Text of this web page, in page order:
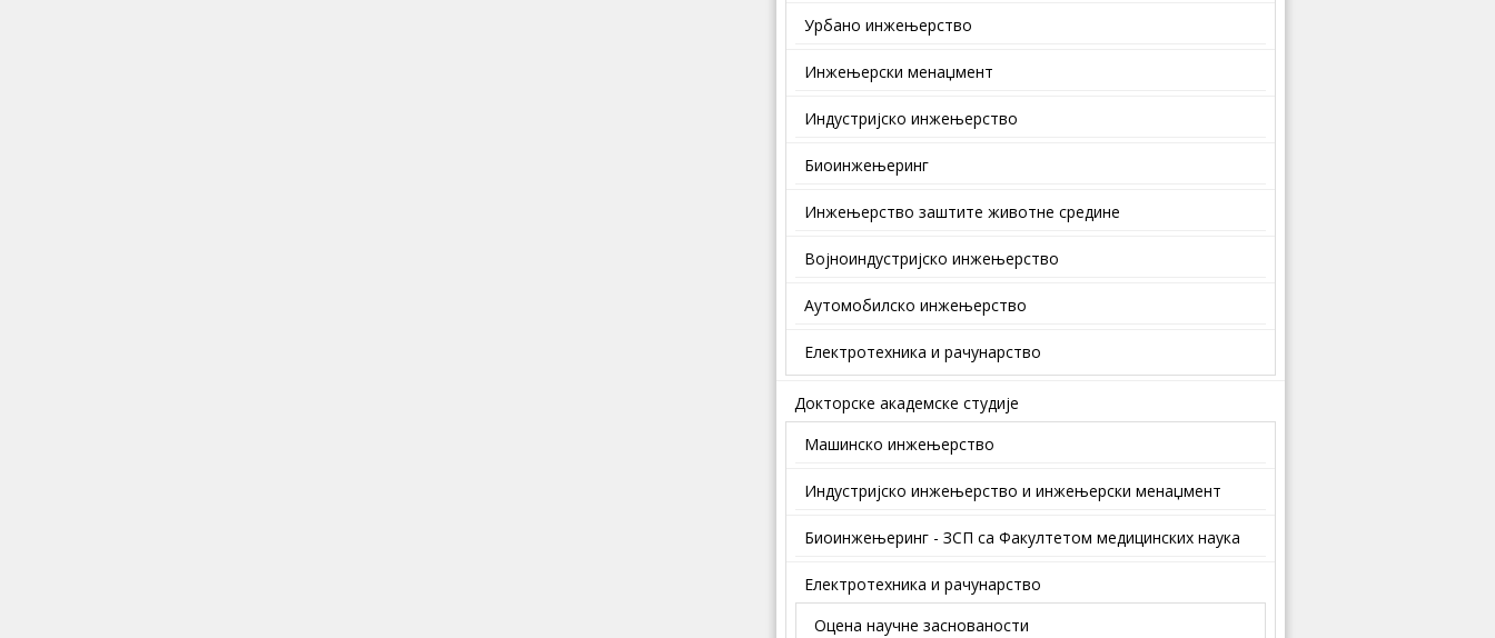
Урбано инжењерство
Инжењерски менаџмент
Индустријско инжењерство
Биоинжењеринг
Инжењерство заштите животне средине
Војноиндустријско инжењерство
Аутомобилско инжењерство
Електротехника и рачунарство
Докторске академске студије
Mашинско инжењерство
Индустријско инжењерство и инжењерски менаџмент
Биоинжењеринг - ЗСП са Факултетом медицинских наука
Електротехника и рачунарство
Оцена научне заснованости